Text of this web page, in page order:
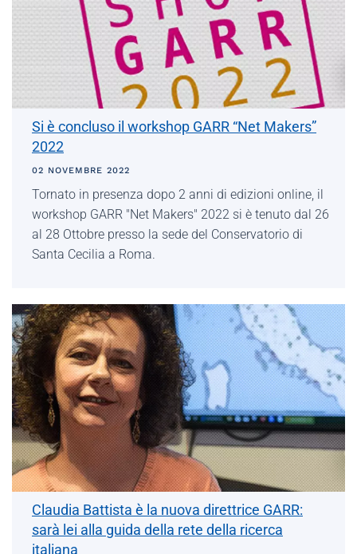
Si è concluso il workshop GARR “Net Makers”
2022
02 NOVEMBRE 2022
Tornato in presenza dopo 2 anni di edizioni online, il
workshop GARR "Net Makers" 2022 si è tenuto dal 26
al 28 Ottobre presso la sede del Conservatorio di
Santa Cecilia a Roma.
Claudia Battista è la nuova direttrice GARR:
sarà lei alla guida della rete della ricerca
italiana